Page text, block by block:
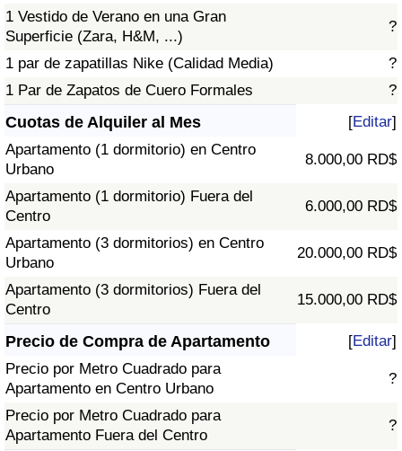
1 Vestido de Verano en una Gran
Superficie (Zara, H&M, ...)
?
1 par de zapatillas Nike (Calidad Media)
?
1 Par de Zapatos de Cuero Formales
?
Cuotas de Alquiler al Mes [Editar]
Apartamento (1 dormitorio) en Centro
Urbano
8.000,00 RD$
Apartamento (1 dormitorio) Fuera del
Centro
6.000,00 RD$
Apartamento (3 dormitorios) en Centro
Urbano
20.000,00 RD$
Apartamento (3 dormitorios) Fuera del
Centro
15.000,00 RD$
Precio de Compra de Apartamento [Editar]
Precio por Metro Cuadrado para
Apartamento en Centro Urbano
?
Precio por Metro Cuadrado para
Apartamento Fuera del Centro
?